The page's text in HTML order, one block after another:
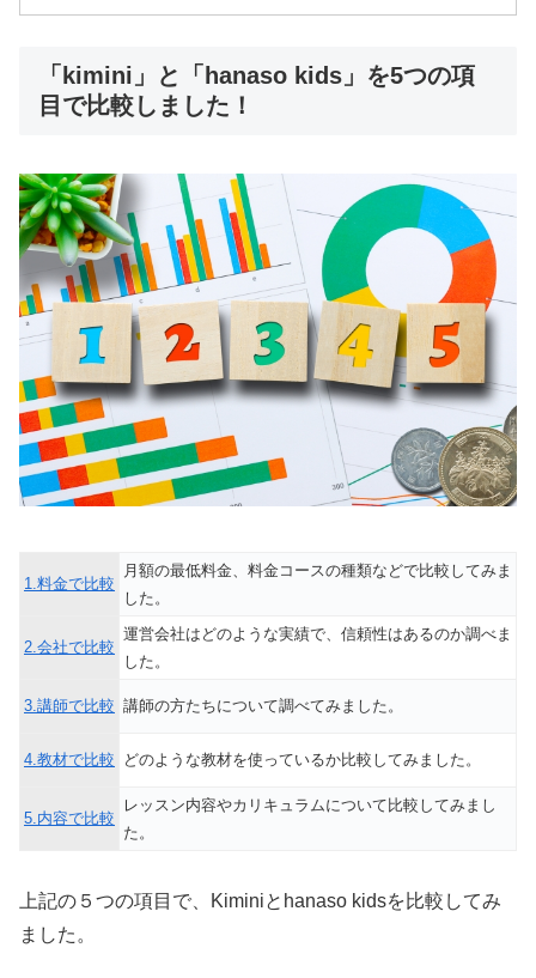
「kimini」と「hanaso kids」を5つの項
目で比較しました！
1.料金で比較
月額の最低料金、料金コースの種類などで比較してみま
した。
2.会社で比較
運営会社はどのような実績で、信頼性はあるのか調べま
した。
3.講師で比較 講師の方たちについて調べてみました。
4.教材で比較 どのような教材を使っているか比較してみました。
5.内容で比較
レッスン内容やカリキュラムについて比較してみまし
た。
上記の５つの項目で、Kiminiとhanaso kidsを比較してみ
ました。